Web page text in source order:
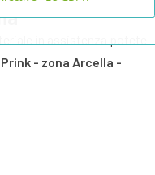
- zona Arcella -